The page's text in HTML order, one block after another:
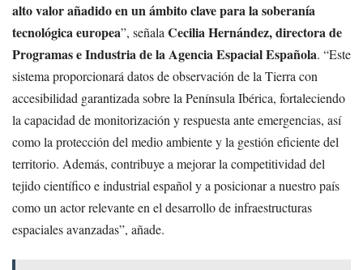
alto valor añadido en un ámbito clave para la soberanía
tecnológica europea”, señala Cecilia Hernández, directora de
Programas e Industria de la Agencia Espacial Española. “Este
sistema proporcionará datos de observación de la Tierra con
accesibilidad garantizada sobre la Península Ibérica, fortaleciendo
la capacidad de monitorización y respuesta ante emergencias, así
como la protección del medio ambiente y la gestión eficiente del
territorio. Además, contribuye a mejorar la competitividad del
tejido científico e industrial español y a posicionar a nuestro país
como un actor relevante en el desarrollo de infraestructuras
espaciales avanzadas”, añade.